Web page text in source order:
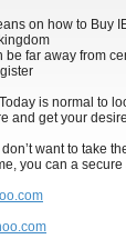
on how to Buy
far away from
is normal to
and get your
want to take
you can a